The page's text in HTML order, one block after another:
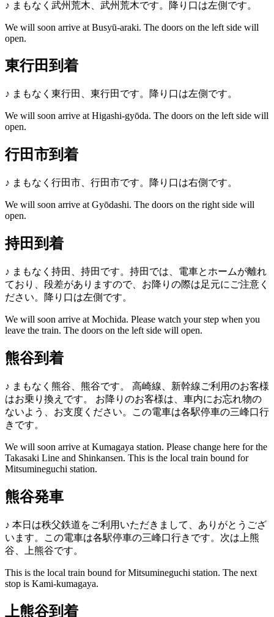
♪ まもなく武州荒木、武州荒木です。降り口は左側です。
We will soon arrive at Busyū-araki. The doors on the left side will
open.
東行田到着
♪ まもなく東行田、東行田です。降り口は左側です。
We will soon arrive at Higashi-gyōda. The doors on the left side will
open.
行田市到着
♪ まもなく行田市、行田市です。降り口は右側です。
We will soon arrive at Gyōdashi. The doors on the right side will
open.
持田到着
♪ まもなく持田、持田です。持田では、電車とホームが離れ
ており、段差がありますので、お降りの際は足元にご注意く
ださい。降り口は左側です。
We will soon arrive at Mochida. Please watch your step when you
leave the train. The doors on the left side will open.
熊谷到着
♪ まもなく熊谷、熊谷です。 高崎線、新幹線ご利用のお客様
はお乗り換えです。
お降りのお客様は、車内にお忘れ物の
ないよう、お支度ください。この電車は各駅停車の三峰口行
きです。
We will soon arrive at Kumagaya station. Please change here for the
Takasaki Line and Shinkansen. This is the local train bound for
Mitsumineguchi station.
熊谷発車
♪ 本日は秩父鉄道をご利用いただきまして、ありがとうござ
います。この電車は各駅停車の三峰口行きです。次は上熊
谷、上熊谷です。
This is the local train bound for Mitsumineguchi station. The next
stop is Kami-kumagaya.
上熊谷到着